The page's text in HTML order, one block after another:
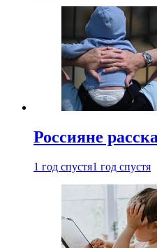
Россияне
1 год спустя1 год спустя